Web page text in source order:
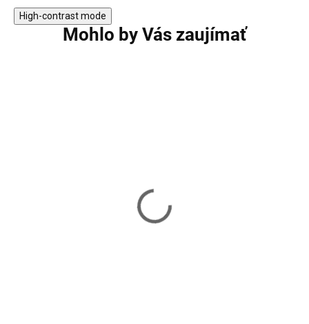
High-contrast mode
Mohlo by Vás zaujímať